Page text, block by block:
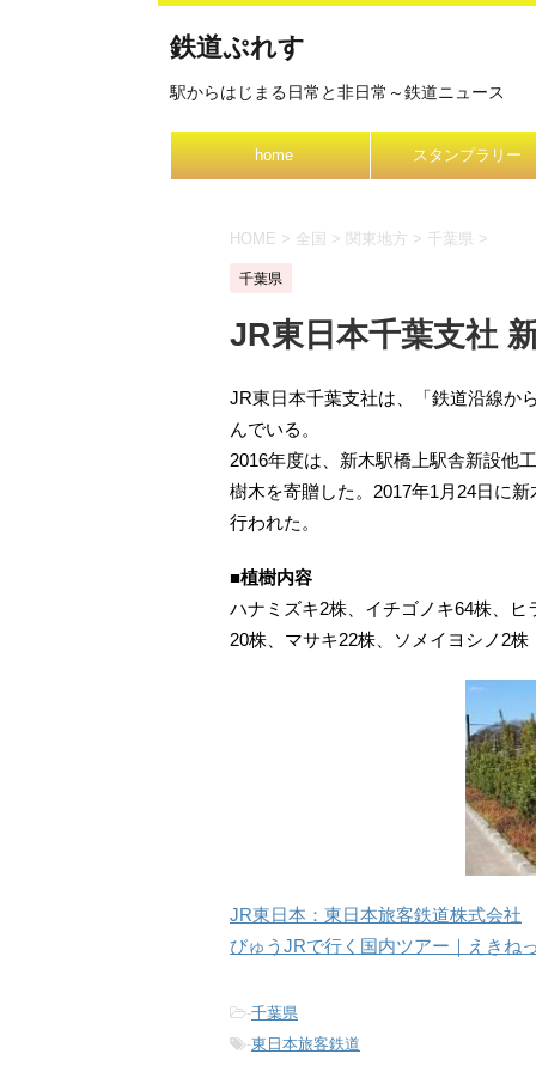
鉄道ぷれす
駅からはじまる日常と非日常～鉄道ニュース
home スタンプラリー
HOME > 全国 > 関東地方 > 千葉県 >
千葉県
JR東日本千葉支社
JR東日本千葉支社は、「鉄道沿線か
んでいる。
2016年度は、新木駅橋上駅舎新設他
樹木を寄贈した。2017年1月24日に
行われた。
■植樹内容
ハナミズキ2株、イチゴノキ64株、
20株、マサキ22株、ソメイヨシノ2株
JR東日本：東日本旅客鉄道株式会社
びゅうJRで行く国内ツアー｜えきね
-千葉県
-東日本旅客鉄道